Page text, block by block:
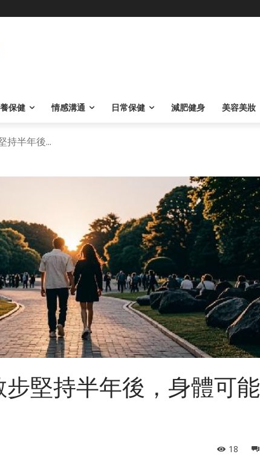
保健 情感溝通 日常保健 減肥健身 美容美妝
持半年後...
堅持半年後，身體可能
18